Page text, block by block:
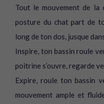
Tout le mouvement de la
posture du chat part de
long de ton dos, jusque
Inspire, ton bassin roule
poitrine s’ouvre, regarde
Expire, roule ton bassin
mouvement ample et